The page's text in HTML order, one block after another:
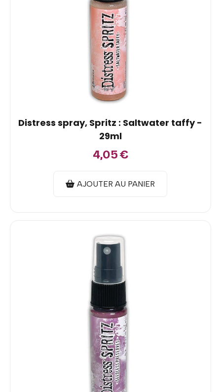
Distress spray, Spritz : Saltwater taffy -
29ml
4,05€
AJOUTER AU PANIER